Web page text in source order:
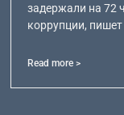
задержали на 72
коррупции,
Read more >